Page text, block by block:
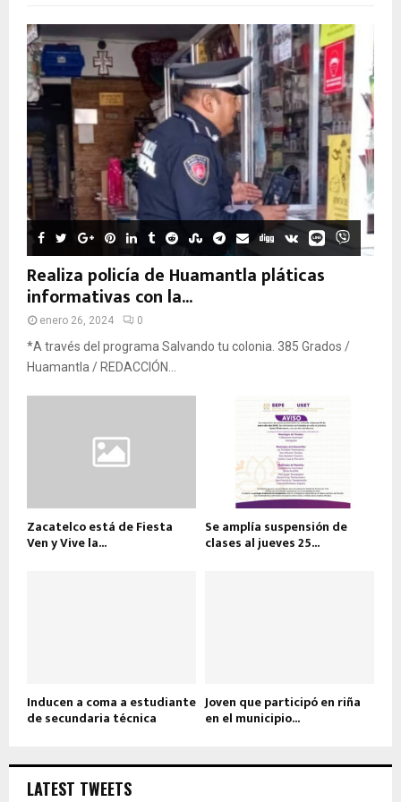
Realiza policía de Huamantla pláticas
informativas con la...
enero 26, 2024 0
*A través del programa Salvando tu colonia. 385 Grados /
Huamantla / REDACCIÓN...
Zacatelco está de Fiesta
Ven y Vive la...
Se amplía suspensión de
clases al jueves 25...
Inducen a coma a estudiante
de secundaria técnica
Joven que participó en riña
en el municipio...
LATEST TWEETS